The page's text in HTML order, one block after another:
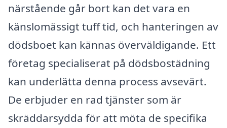
närstående går bort kan det vara en
känslomässigt tuff tid, och hanteringen av
dödsboet kan kännas överväldigande. Ett
företag specialiserat på dödsbostädning
kan underlätta denna process avsevärt.
De erbjuder en rad tjänster som är
skräddarsydda för att möta de specifika